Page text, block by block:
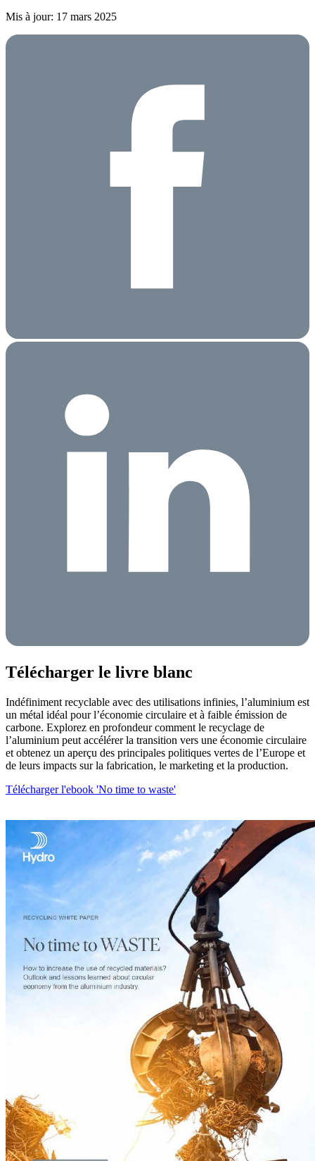
Mis à jour: 17 mars 2025
Télécharger le livre blanc
Indéfiniment recyclable avec des utilisations infinies, l’aluminium est
un métal idéal pour l’économie circulaire et à faible émission de
carbone. Explorez en profondeur comment le recyclage de
l’aluminium peut accélérer la transition vers une économie circulaire
et obtenez un aperçu des principales politiques vertes de l’Europe et
de leurs impacts sur la fabrication, le marketing et la production.
Télécharger l'ebook 'No time to waste'